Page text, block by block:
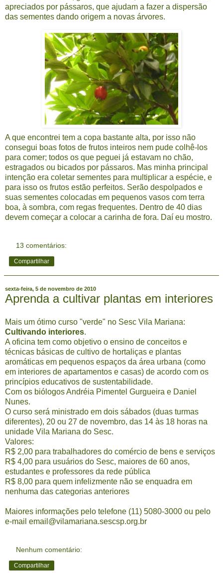
apreciados por pássaros, que ajudam a fazer a dispersão
das sementes dando origem a novas árvores.
A que encontrei tem a copa bastante alta, por isso não
consegui boas fotos de frutos inteiros nem pude colhê-los
para comer; todos os que peguei já estavam no chão,
estragados ou bicados por pássaros. Mas minha principal
intenção era coletar sementes para multiplicar a espécie, e
para isso os frutos estão perfeitos. Serão despolpados e
suas sementes colocadas em pequenos vasos com terra
boa, à sombra, com regas frequentes. Dentro de 40 dias
devem começar a colocar a carinha de fora. Daí eu mostro.
13 comentários:
Compartilhar
sexta-feira, 5 de novembro de 2010
Aprenda a cultivar plantas em interiores
Mais um ótimo curso "verde" no Sesc Vila Mariana:
Cultivando interiores.
A oficina tem como objetivo o ensino de conceitos e
técnicas básicas de cultivo de hortaliças e plantas
aromáticas em pequenos espaços da área urbana (como
em interiores de apartamentos e casas) de acordo com os
princípios educativos de sustentabilidade.
Com os biólogos Andréia Pimentel Gurgueira e Daniel
Nunes.
O curso será ministrado em dois sábados (duas turmas
diferentes), 20 ou 27 de novembro, das 14 às 18 horas na
unidade Vila Mariana do Sesc.
Valores:
R$ 2,00 para trabalhadores do comércio de bens e serviços
R$ 4,00 para usuários do Sesc, maiores de 60 anos,
estudantes e professores da rede pública
R$ 8,00 para quem infelizmente não se enquadra em
nenhuma das categorias anteriores
Maiores informações pelo telefone (11) 5080-3000 ou pelo
e-mail email@vilamariana.sescsp.org.br
Nenhum comentário:
Compartilhar